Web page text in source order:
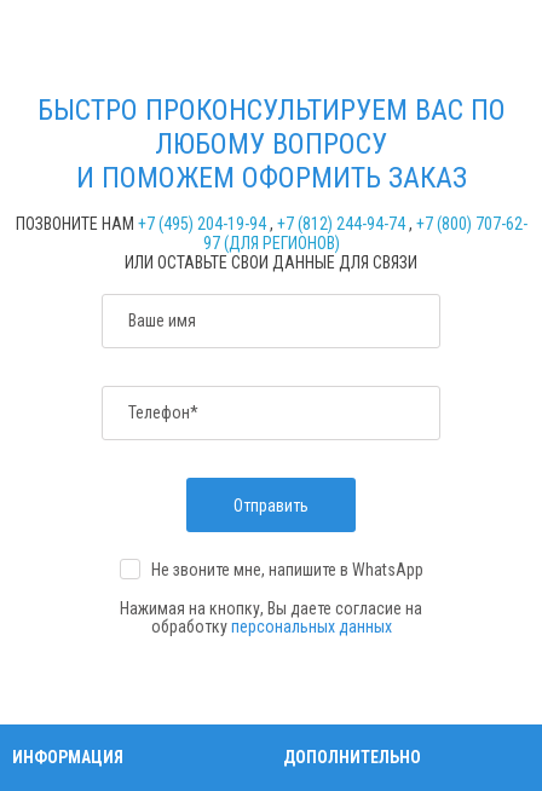
БЫСТРО ПРОКОНСУЛЬТИРУЕМ ВАС ПО
ЛЮБОМУ ВОПРОСУ
И ПОМОЖЕМ ОФОРМИТЬ ЗАКАЗ
ПОЗВОНИТЕ НАМ +7 (495) 204-19-94, +7 (812) 244-94-74, +7 (800) 707-62-
97 (ДЛЯ РЕГИОНОВ)
ИЛИ ОСТАВЬТЕ СВОИ ДАННЫЕ ДЛЯ СВЯЗИ
Ваше имя
Телефон*
Отправить
Не звоните мне, напишите в WhatsApp
Нажимая на кнопку, Вы даете согласие на
обработкуперсональных данных
ИНФОРМАЦИЯ ДОПОЛНИТЕЛЬНО